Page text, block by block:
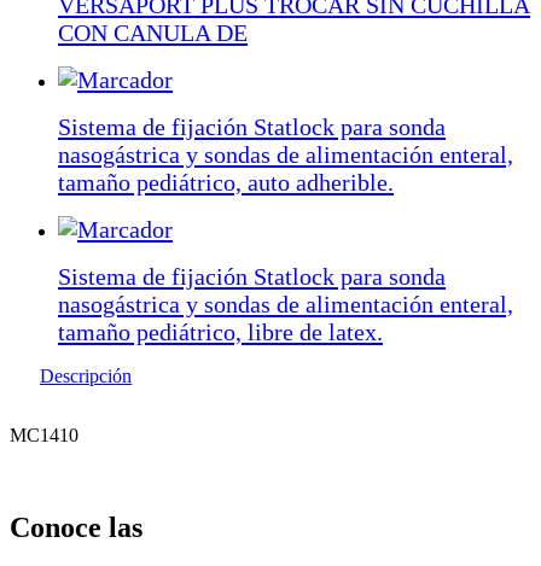
CON CANULA DE
Sistema de fijación Statlock para sonda
nasogástrica y sondas de alimentación enteral,
tamaño pediátrico, auto adherible.
Sistema de fijación Statlock para sonda
nasogástrica y sondas de alimentación enteral,
tamaño pediátrico, libre de latex.
Descripción
MC1410
Conoce las